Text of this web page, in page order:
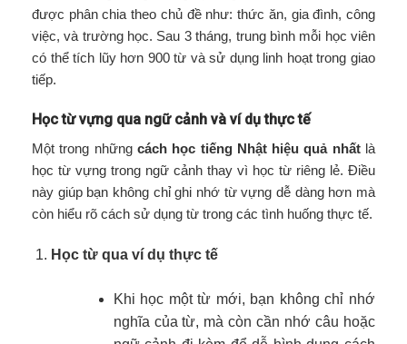
được phân chia theo chủ đề như: thức ăn, gia đình, công
việc, và trường học. Sau 3 tháng, trung bình mỗi học viên
có thể tích lũy hơn 900 từ và sử dụng linh hoạt trong giao
tiếp.
Học từ vựng qua ngữ cảnh và ví dụ thực tế
Một trong những cách học tiếng Nhật hiệu quả nhấtlà
học từ vựng trong ngữ cảnh thay vì học từ riêng lẻ. Điều
này giúp bạn không chỉ ghi nhớ từ vựng dễ dàng hơn mà
còn hiểu rõ cách sử dụng từ trong các tình huống thực tế.
Học từ qua ví dụ thực tế
Khi học một từ mới, bạn không chỉ nhớ
nghĩa của từ, mà còn cần nhớ câu hoặc